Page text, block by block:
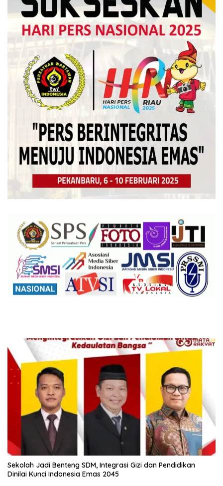
Sekolah Jadi Benteng SDM, Integrasi Gizi dan Pendidikan
Dinilai Kunci Indonesia Emas 2045